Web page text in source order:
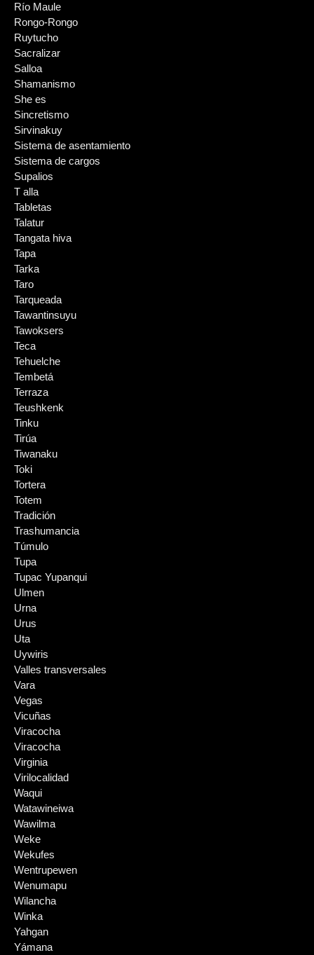
Río Maule
Rongo-Rongo
Ruytucho
Sacralizar
Salloa
Shamanismo
She es
Sincretismo
Sirvinakuy
Sistema de asentamiento
Sistema de cargos
Supalios
T alla
Tabletas
Talatur
Tangata hiva
Tapa
Tarka
Taro
Tarqueada
Tawantinsuyu
Tawoksers
Teca
Tehuelche
Tembetá
Terraza
Teushkenk
Tinku
Tirúa
Tiwanaku
Toki
Tortera
Totem
Tradición
Trashumancia
Túmulo
Tupa
Tupac Yupanqui
Ulmen
Urna
Urus
Uta
Uywiris
Valles transversales
Vara
Vegas
Vicuñas
Viracocha
Viracocha
Virginia
Virilocalidad
Waqui
Watawineiwa
Wawilma
Weke
Wekufes
Wentrupewen
Wenumapu
Wilancha
Winka
Yahgan
Yámana